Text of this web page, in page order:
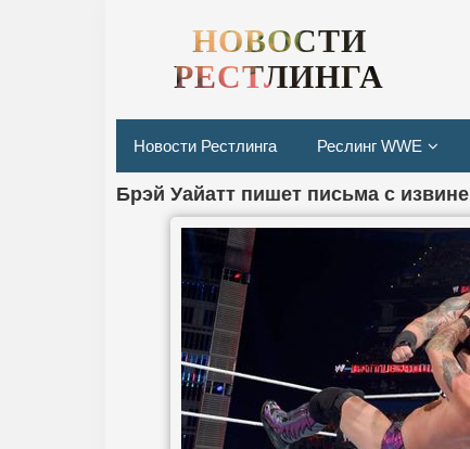
НОВОСТИ
РЕСТЛИНГА
Новости Рестлинга Реслинг WWE
Брэй Уайатт пишет письма с